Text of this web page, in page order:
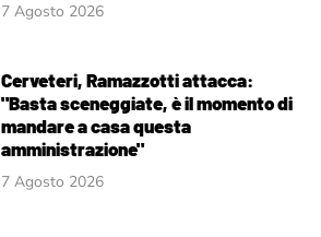
7 Agosto 2026
Cerveteri, Ramazzotti attacca:
"Basta sceneggiate, è il momento di
mandare a casa questa
amministrazione"
7 Agosto 2026